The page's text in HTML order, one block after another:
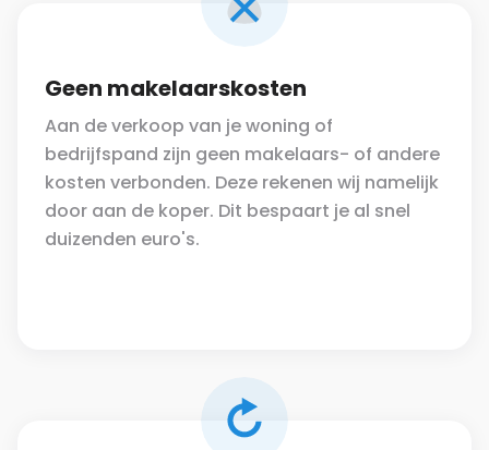
Geen makelaarskosten
Aan de verkoop van je woning of
bedrijfspand zijn geen makelaars- of andere
kosten verbonden. Deze rekenen wij namelijk
door aan de koper. Dit bespaart je al snel
duizenden euro's.